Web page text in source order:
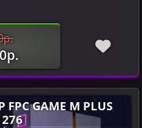
GAME M PLUS